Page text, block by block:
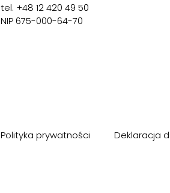
tel. +48 12 420 49 50
NIP 675-000-64-70
Polityka prywatności Deklaracja